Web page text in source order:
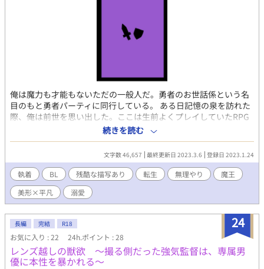
俺は魔力も才能もないただの一般人だ。勇者のお世話係という名
目のもと勇者パーティに同行している。 ある日記憶の泉を訪れた
際、俺は前世を思い出した。ここは生前よくプレイしていたRPG
ゲーム？ ということは…こいつは勇者になりすました魔王だ！俺
は魔王の暗殺を計画するが何故か執着されてしまって…。ピアス
バチバチ黒髪マッシュ美形鬼畜×平凡強気受け 注意 攻めはサイコ
パス 残酷なシーン、死ぬ・殺す・流血表現あり エロ多め 受けが
可愛そう 強引からの溺愛 鬼畜 無理やり 女装 目隠し拘
束 青姦 何でもありな人向け リバなし 妊娠なし
続きを読む
文字数 46,657 最終更新日 2023.3.6 登録日 2023.1.24
執着 BL 残酷な描写あり 転生 無理やり
魔王
美形×平凡
溺愛
24
長編 完結 R18
お気に入り : 22 24h.ポイント : 28
レンズ越しの獣欲 〜撮る側だった強気監督は、専属男
優に本性を暴かれる〜